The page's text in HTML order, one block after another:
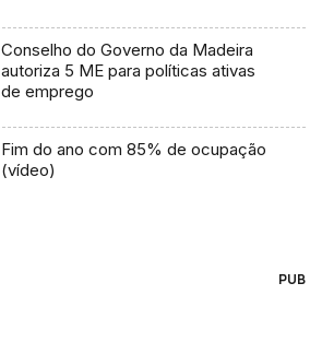
Conselho do Governo da Madeira
autoriza 5 ME para políticas ativas
de emprego
Fim do ano com 85% de ocupação
(vídeo)
PUB